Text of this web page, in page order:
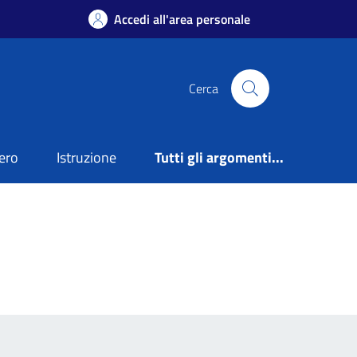
Accedi all'area personale
Cerca
Istruzione Tutti gli argomenti...